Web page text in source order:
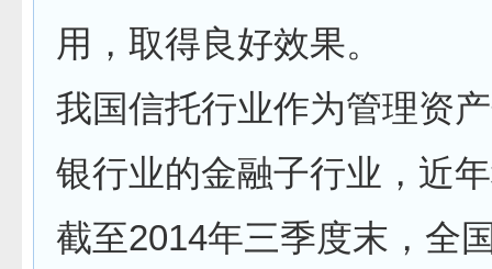
用，取得良好效果。
我国信托行业作为管理资
银行业的金融子行业，近
截至2014年三季度末，全